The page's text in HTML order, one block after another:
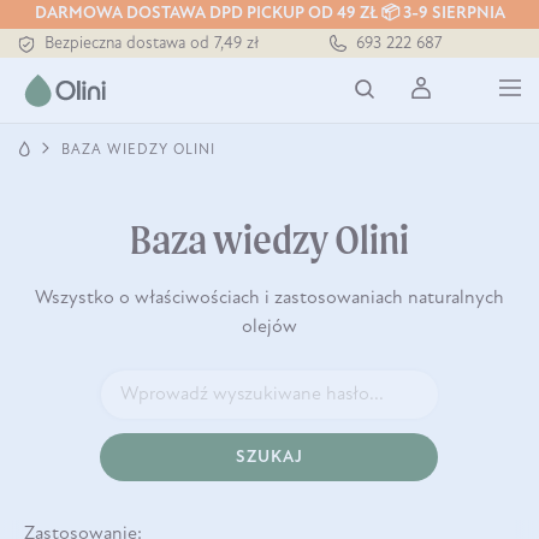
DARMOWA DOSTAWA DPD PICKUP OD 49 ZŁ 📦 3-9 SIERPNIA
Bezpieczna dostawa od 7,49 zł
Darmowa dostawa od 199 zł
693 222 687
BAZA WIEDZY OLINI
Baza wiedzy Olini
Wszystko o właściwościach i zastosowaniach naturalnych
olejów
SZUKAJ
Zastosowanie: